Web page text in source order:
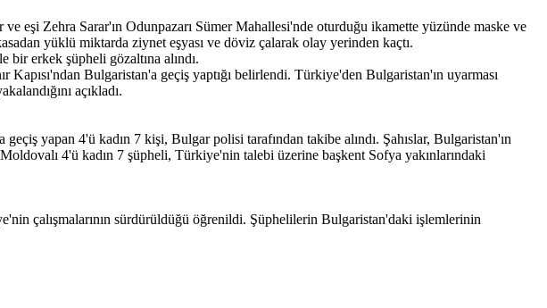
eşi Zehra Sarar'ın Odunpazarı Sümer Mahallesi'nde oturduğu ikamette yüzünde maske ve
yüklü miktarda ziynet eşyası ve döviz çalarak olay yerinden kaçtı.
erkek şüpheli gözaltına alındı.
Bulgaristan'a geçiş yaptığı belirlendi. Türkiye'den Bulgaristan'ın uyarması
açıkladı.
yapan 4'ü kadın 7 kişi, Bulgar polisi tarafından takibe alındı. Şahıslar, Bulgaristan'ın
4'ü kadın 7 şüpheli, Türkiye'nin talebi üzerine başkent Sofya yakınlarındaki
çalışmalarının sürdürüldüğü öğrenildi. Şüphelilerin Bulgaristan'daki işlemlerinin